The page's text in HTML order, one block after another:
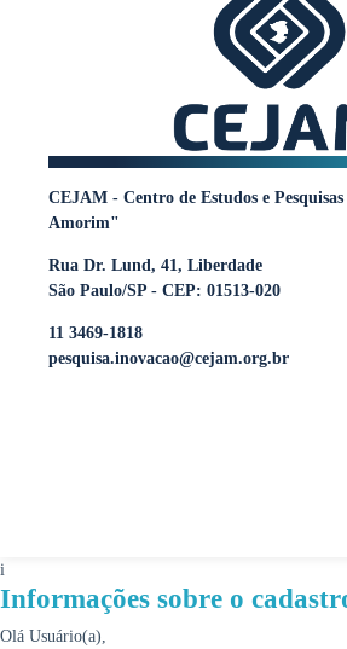
CEJAM - Centro de Estudos e
Amorim"
Rua Dr. Lund, 41, Liberdade
São Paulo/SP - CEP: 01513-020
11 3469-1818
pesquisa.inovacao@cejam.org.br
i
Informações sobre o
Olá Usuário(a),